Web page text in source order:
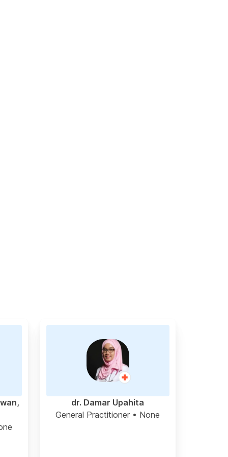
dr. Damar Upahita
General Practitioner • None